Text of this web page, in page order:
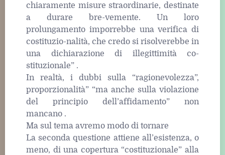
chiaramente misure straordinarie, destinate
a durare bre-vemente. Un loro
prolungamento imporrebbe una verifica di
costituzio-nalità, che credo si risolverebbe in
una dichiarazione di illegittimità co-
stituzionale” .
In realtà, i dubbi sulla “ragionevolezza”,
proporzionalità” “ma anche sulla violazione
del principio dell’affidamento” non
mancano .
Ma sul tema avremo modo di tornare
La seconda questione attiene all’esistenza, o
meno, di una copertura “costituzionale” alla